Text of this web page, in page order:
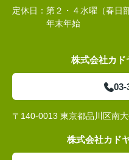
定休日： 第２・４水曜（春日
年末年始
株式会社カド
03-
〒140-0013 東京都品川区南
株式会社カド